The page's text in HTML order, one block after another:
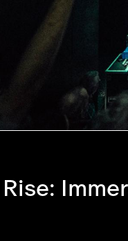
Rise: